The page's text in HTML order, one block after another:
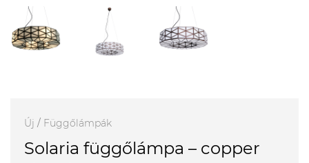
Új / Függőlámpák
Solaria függőlámpa – copper